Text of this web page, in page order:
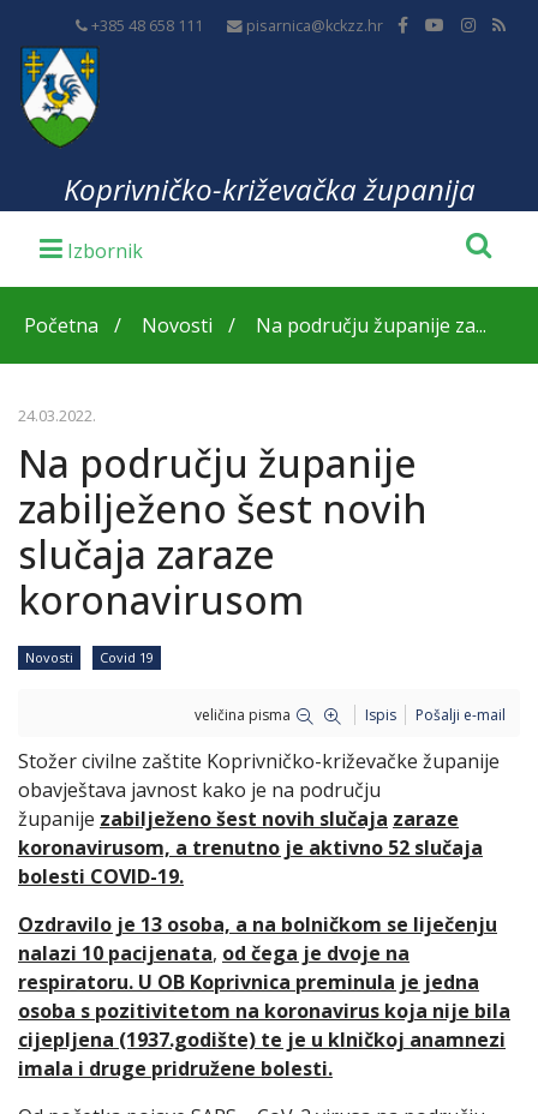
+385 48 658 111 pisarnica@kckzz.hr
Koprivničko-križevačka županija
Početna Novosti Na području županije za...
24.03.2022.
Na području županije
zabilježeno šest novih
slučaja zaraze
koronavirusom
Novosti Covid 19
veličina pisma Ispis Pošalji e-mail
Stožer civilne zaštite Koprivničko-križevačke županije
obavještava javnost kako je na području
županije zabilježeno šest novih slučaja zaraze
koronavirusom, a trenutno je aktivno 52 slučaja
bolesti COVID-19.
Ozdravilo je 13 osoba, a na bolničkom se liječenju
nalazi 10 pacijenata, od čega je dvoje na
respiratoru. U OB Koprivnica preminula je jedna
osoba s pozitivitetom na koronavirus koja nije bila
cijepljena (1937.godište) te je u klničkoj anamnezi
imala i druge pridružene bolesti.